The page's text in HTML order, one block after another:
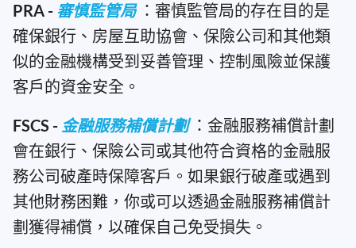
PRA - 審慎監管局 ：審慎監管局的存在目的是
確保銀行、房屋互助協會、保險公司和其他類
似的金融機構受到妥善管理、控制風險並保護
客戶的資金安全。
FSCS - 金融服務補償計劃：金融服務補償計劃
會在銀行、保險公司或其他符合資格的金融服
務公司破產時保障客戶。如果銀行破產或遇到
其他財務困難，你或可以透過金融服務補償計
劃獲得補償，以確保自己免受損失。